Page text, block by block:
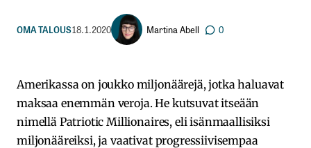
OMA TALOUS18.1.2020 Martina Abell 0
Amerikassa on joukko miljonäärejä, jotka haluavat
maksaa enemmän veroja. He kutsuvat itseään
nimellä Patriotic Millionaires, eli isänmaallisiksi
miljonääreiksi, ja vaativat progressiivisempaa